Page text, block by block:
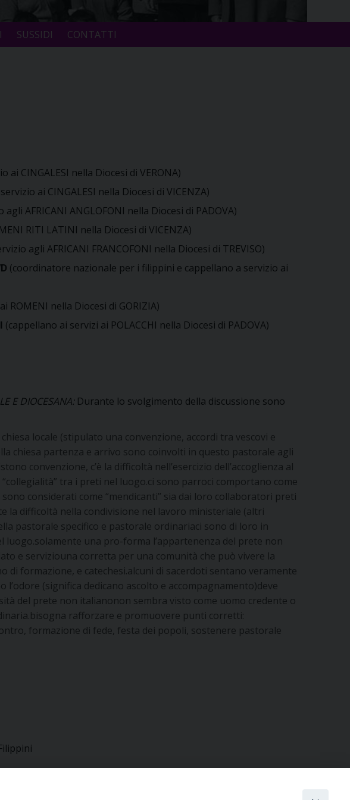
SUSSIDI CONTATTI
ai CINGALESI nella Diocesi di VERONA)
ai CINGALESI nella Diocesi di VICENZA)
AFRICANI ANGLOFONI nella Diocesi di PADOVA)
RITI LATINI nella Diocesi di VICENZA)
agli AFRICANI FRANCOFONI nella Diocesi di TREVISO)
(coordinatore nazionale per i filippini e cappellano a servizio ai
ROMENI nella Diocesi di GORIZIA)
(cappellano ai servizi ai POLACCHI nella Diocesi di PADOVA)
E DIOCESANA: Durante lo svolgimento della discussione sono
locale (stipulato una convenzione, accordi tra vescovi e
chiesa partenza e arrivo sono coinvolti in questo pastorale agli
convenzione, c’è la difficoltà nell’esercizio dell’accoglienza al
tra i preti nel luogo.ci sono parroci comportano come
considerati come “mendicanti” sia dai loro collaboratori preti
la difficoltà nella condivisione nel lavoro ministeriale (altri
pastorale specifico e pastorale ordinariaci sono di loro in
luogo.solamente una pro-forma l’appartenenza del prete non
e serviziouna corretta per una comunità che può vivere la
formazione, e catechesi.alcuni di sacerdoti sentano veramente
(significa dedicano ascolto e accompagnamento)deve
del prete non italianonon sembra visto come uomo credente o
rafforzare e promuovere punti corretti:
formazione di fede, festa dei popoli, sostenere pastorale